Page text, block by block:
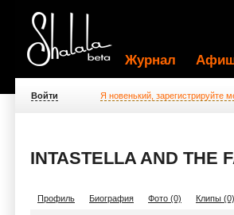
Журнал
Войти Я новенький, зарегистрируйте
INTASTELLA AND THE
Профиль Биография Фото (0) Клипы (0)